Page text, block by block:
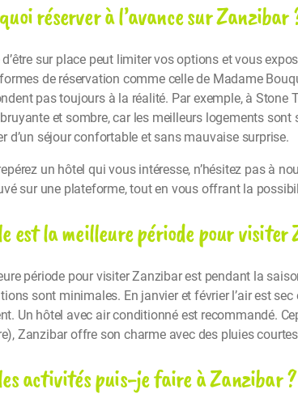
réserver à l’avance sur Zanzibar
sur place peut limiter vos options et vous
de réservation comme celle de Madame
pas toujours à la réalité. Par exemple, à Stone
et sombre, car les meilleurs logements sont
d’un séjour confortable et sans mauvaise surprise.
un hôtel qui vous intéresse, n’hésitez pas à
sur une plateforme, tout en vous offrant la
est la meilleure période pour
période pour visiter Zanzibar est pendant la
sont minimales. En janvier et février l’air est
Un hôtel avec air conditionné est recommandé.
Zanzibar offre son charme avec des pluies
activités puis-je faire à Zanzibar ?